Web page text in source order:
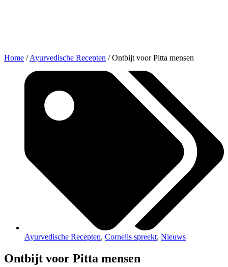
Home /Ayurvedische Recepten /Ontbijt voor Pitta mensen
Ayurvedische Recepten, Cornelis spreekt, Nieuws
Ontbijt voor Pitta mensen